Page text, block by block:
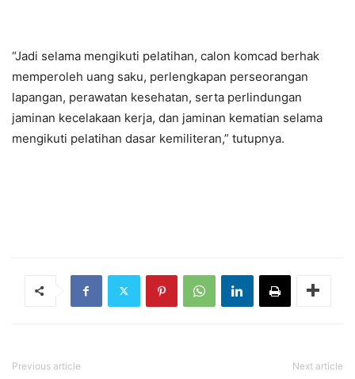
“Jadi selama mengikuti pelatihan, calon komcad berhak
memperoleh uang saku, perlengkapan perseorangan
lapangan, perawatan kesehatan, serta perlindungan
jaminan kecelakaan kerja, dan jaminan kematian selama
mengikuti pelatihan dasar kemiliteran,” tutupnya.
Previous article Next article